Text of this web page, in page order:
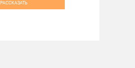
РАССКАЗАТЬ